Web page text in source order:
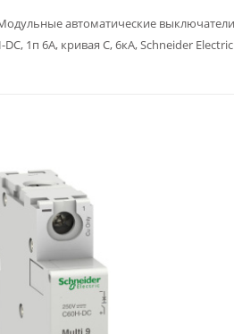
автоматические выключатели
1п 6А, кривая C, 6кА, Schneider Electric